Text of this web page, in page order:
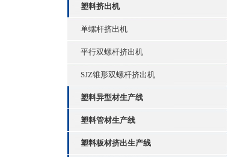
塑料挤出机
单螺杆挤出机
平行双螺杆挤出机
SJZ锥形双螺杆挤出机
塑料异型材生产线
塑料管材生产线
塑料板材挤出生产线